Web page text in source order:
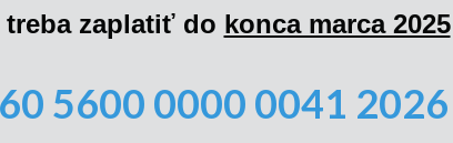
zaplatiť do konca marca 2025
5600 0000 0041